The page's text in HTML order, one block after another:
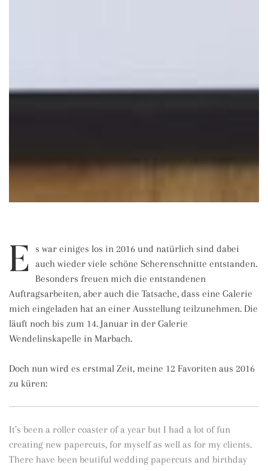
E
s war einiges los in 2016 und natürlich sind dabei
auch wieder viele schöne Scherenschnitte entstanden.
Besonders freuen mich die entstandenen
Auftragsarbeiten, aber auch die Tatsache, dass eine Galerie
mich eingeladen hat an einer Ausstellung teilzunehmen. Die
läuft noch bis zum 14. Januar in der Galerie
Wendelinskapelle in Marbach.
Doch nun wird es erstmal Zeit, meine 12 Favoriten aus 2016
zu küren:
It’s been a roller coaster of a year but I had a lot of fun
creating new papercuts, for myself as well as for my clients.
There have been beutiful wedding papercuts and birthday